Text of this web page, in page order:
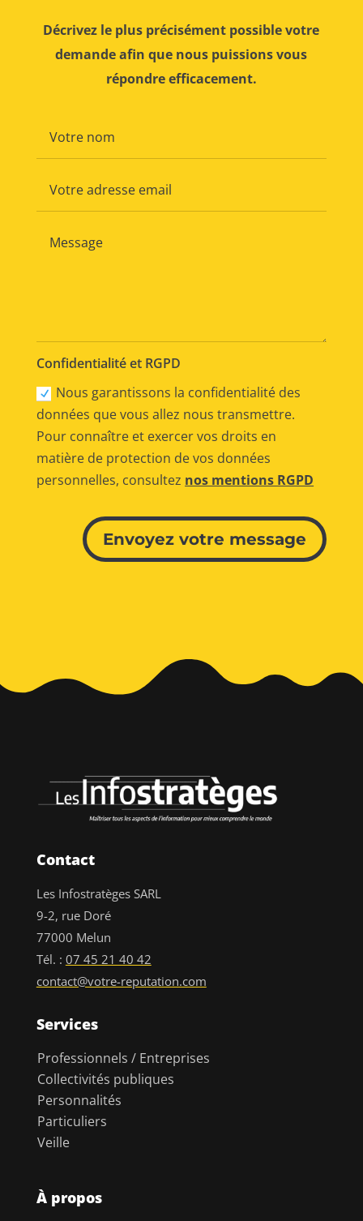
Décrivez le plus précisément possible votre
demande afin que nous puissions vous
répondre efficacement.
Confidentialité et RGPD
Nous garantissons la confidentialité des
données que vous allez nous transmettre.
Pour connaître et exercer vos droits en
matière de protection de vos données
personnelles, consultez nos mentions RGPD
Envoyez votre message
Contact
Les Infostratèges SARL
9-2, rue Doré
77000 Melun
Tél. : 07 45 21 40 42
contact@votre-reputation.com
Services
Professionnels / Entreprises
Collectivités publiques
Personnalités
Particuliers
Veille
À propos